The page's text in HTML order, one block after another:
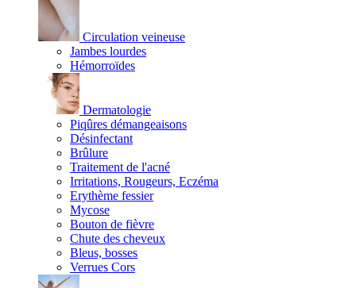
Circulation veineuse
Jambes lourdes
Hémorroïdes
Dermatologie
Piqûres démangeaisons
Désinfectant
Brûlure
Traitement de l'acné
Irritations, Rougeurs, Eczéma
Erythème fessier
Mycose
Bouton de fièvre
Chute des cheveux
Bleus, bosses
Verrues Cors